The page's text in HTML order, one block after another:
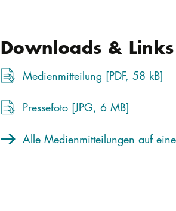
Downloads & Links
Medienmitteilung [PDF, 58 kB]
Pressefoto [JPG, 6 MB]
Alle Medienmitteilungen auf